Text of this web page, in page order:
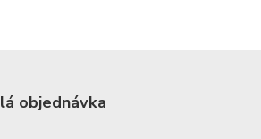
objednávka